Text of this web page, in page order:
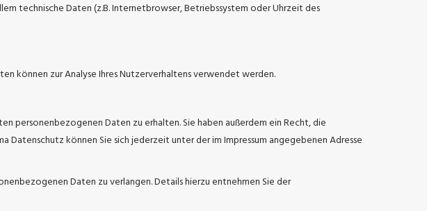
technische Daten (z.B. Internetbrowser, Betriebssystem oder Uhrzeit des
können zur Analyse Ihres Nutzerverhaltens verwendet werden.
personenbezogenen Daten zu erhalten. Sie haben außerdem ein Recht, die
Datenschutz können Sie sich jederzeit unter der im Impressum angegebenen Adresse
Daten zu verlangen. Details hierzu entnehmen Sie der